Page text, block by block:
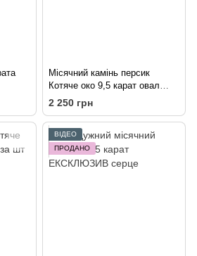
Місячний камінь персик
Котяче око 9,5 карат овал
16х11 мм
2 250 грн
ВІДЕО
ПРОДАНО